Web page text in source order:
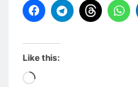
Like this:
Loading…